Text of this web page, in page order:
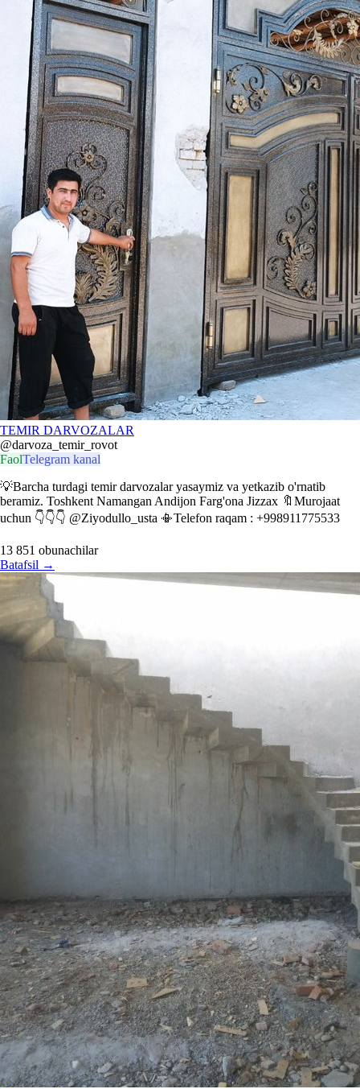
TEMIR DARVOZALAR
@darvoza_temir_rovot
FaolTelegram kanal
💡Barcha turdagi temir darvozalar yasaymiz va yetkazib o'rnatib
beramiz. Toshkent Namangan Andijon Farg'ona Jizzax 🔖Murojaat
uchun 👇👇👇 @Ziyodullo_usta 📳Telefon raqam : +998911775533
13 851 obunachilar
Batafsil →